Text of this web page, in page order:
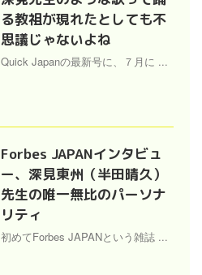
る教祖が現れたとしても不
思議じゃないよね
Quick Japanの最新号に、７月に ...
Forbes JAPANインタビュ
ー、深見東州（半田晴久）
先生の唯一無比のパーソナ
リティ
初めてForbes JAPANという雑誌 ...